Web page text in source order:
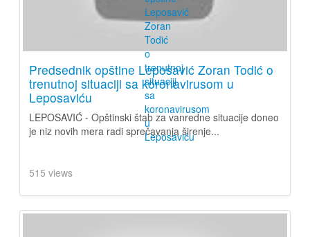
Predsednik opštine Leposavić Zoran Todić o
trenutnoj situaciji sa koronavirusom u
Leposaviću
LEPOSAVIĆ - Opštinski štab za vanredne situacije doneo
je niz novih mera radi sprečavanja širenje...
515 views